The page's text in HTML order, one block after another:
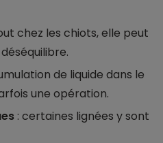
chez les chiots, elle peut
de liquide dans le
une opération.
: certaines lignées y sont